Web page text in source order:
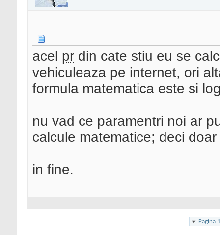
acel pr din cate stiu eu se
vehiculeaza pe internet, ori
formula matematica este si
nu vad ce paramentri noi ar
calcule matematice; deci
in fine.
Pagina